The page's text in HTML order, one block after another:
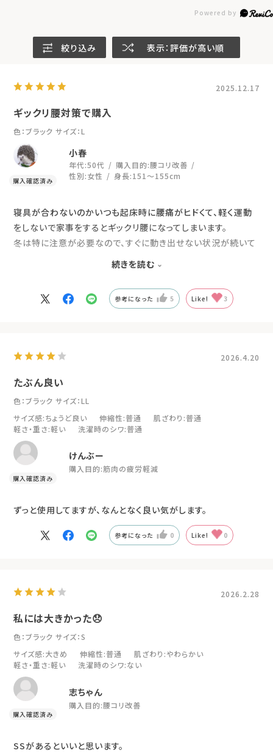
絞り込み 表示：評価が高い順
2025.12.17
ギックリ腰対策で購入
色：ブラック サイズ：L
小春
年代:50代 購入目的:腰コリ改善
性別:女性 身長:151～155cm
寝具が合わないのかいつも起床時に腰痛がヒドくて、軽く運動
をしないで家事をするとギックリ腰になってしまいます。
冬は特に注意が必要なので、すぐに動き出せない状況が続いて
いたので半信半疑で1着だけ購入しましたが、ことのおか快適
なので洗い替えにもう1着欲しいとおもいました。
続きを読む
参考になった 5 Like! 3
2026.4.20
たぶん良い
色：ブラック サイズ：LL
サイズ感:ちょうど良い 伸縮性:普通 肌ざわり :普通
軽さ・重さ:軽い 洗濯時のシワ:普通
けんぶー
購入目的:筋肉の疲労軽減
ずっと使用してますが、なんとなく良い気がします。
参考になった 0 Like! 0
2026.2.28
私には大きかった😞
色：ブラック サイズ：S
サイズ感:大きめ 伸縮性:普通 肌ざわり :やわらかい
軽さ・重さ:軽い 洗濯時のシワ:ない
志ちゃん
購入目的:腰コリ改善
SSがあるといいと思います。